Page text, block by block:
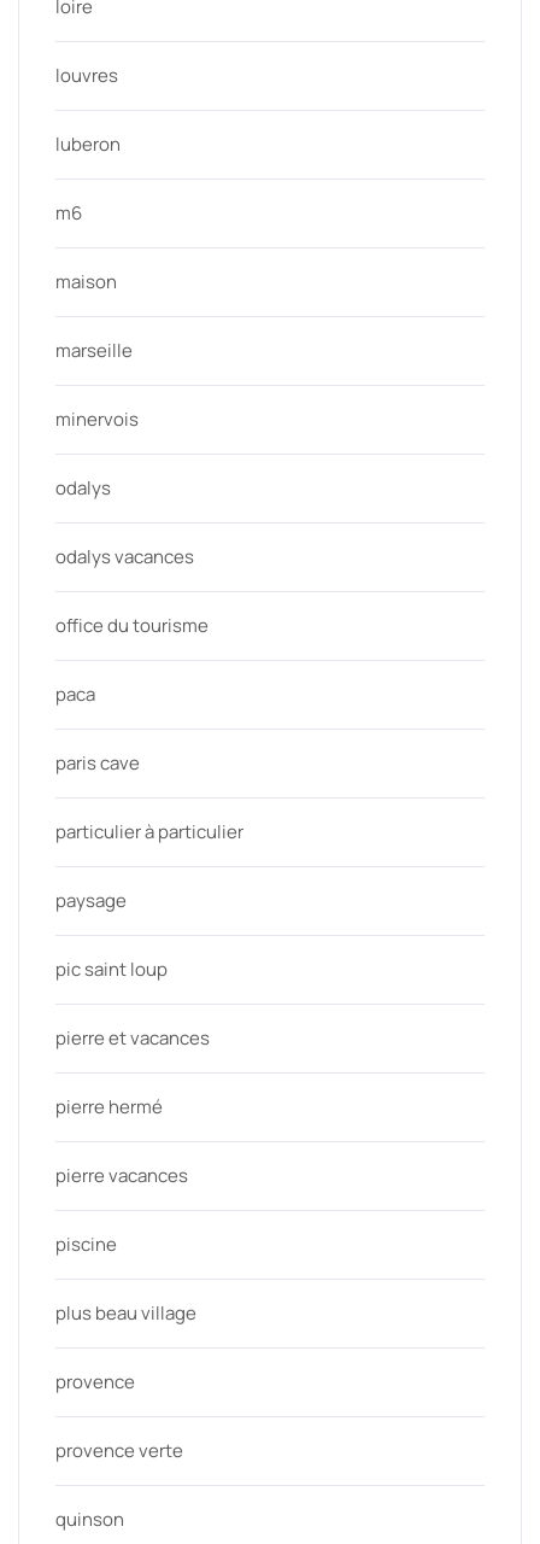
loire
louvres
luberon
m6
maison
marseille
minervois
odalys
odalys vacances
office du tourisme
paca
paris cave
particulier à particulier
paysage
pic saint loup
pierre et vacances
pierre hermé
pierre vacances
piscine
plus beau village
provence
provence verte
quinson